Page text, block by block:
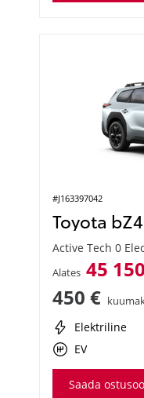
#J163397042
Toyota
Active Tech 0
Alates 45
450 €
Elektriline
EV
Saada